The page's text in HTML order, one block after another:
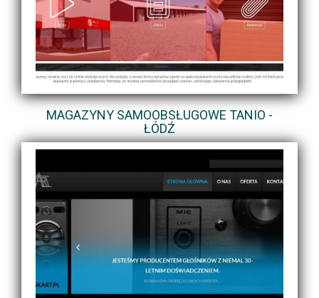
MAGAZYNY SAMOOBSŁUGOWE TANIO -
ŁÓDŹ